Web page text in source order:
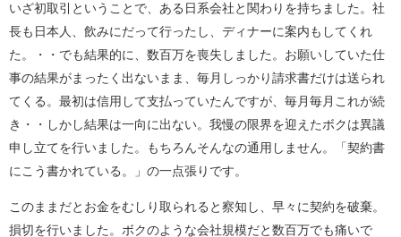
いざ初取引ということで、ある日系会社と関わりを持ちました。社
長も日本人、飲みにだって行ったし、ディナーに案内もしてくれ
た。・・でも結果的に、数百万を喪失しました。お願いしていた仕
事の結果がまったく出ないまま、毎月しっかり請求書だけは送られ
てくる。最初は信用して支払っていたんですが、毎月毎月これが続
き・・しかし結果は一向に出ない。我慢の限界を迎えたボクは異議
申し立てを行いました。もちろんそんなの通用しません。「契約書
にこう書かれている。」の一点張りです。
このままだとお金をむしり取られると察知し、早々に契約を破棄。
損切を行いました。ボクのような会社規模だと数百万でも痛いで